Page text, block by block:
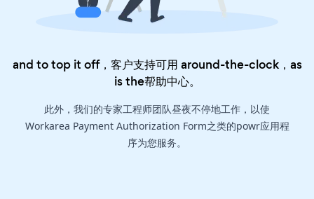
and to top it off，客户支持可用 around-the-clock，as
is the帮助中心。
此外，我们的专家工程师团队昼夜不停地工作，以使
Workarea Payment Authorization Form之类的powr应用程
序为您服务。